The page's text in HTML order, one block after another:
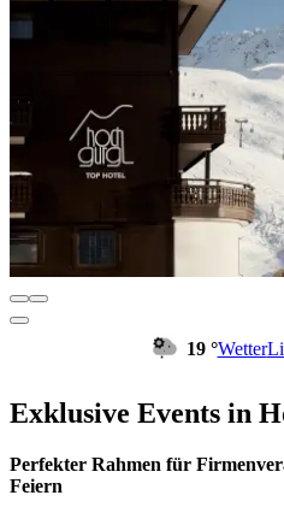
19 °Wetter
Exklusive Events in
Perfekter Rahmen für
Feiern